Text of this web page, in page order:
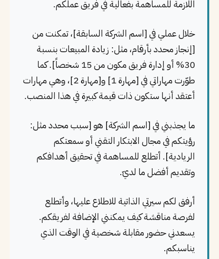
اللازمة للمساهمة بفعالية في فريق عملكم.
خلال عملي في [اسم الشركة السابقة]، تمكنت من
[إنجاز محدد بأرقام، مثل: زيادة المبيعات بنسبة
30% أو إدارة فريق مكون من 15 شخصاً]. كما
طوّرت مهاراتي في [مهارة 1] و[مهارة 2]، وهي مهارات
أعتقد أنها ستكون ذات قيمة كبيرة في هذا المنصب.
ما يجذبني في [اسم الشركة] هو [سبب محدد مثل:
رؤيتكم في مجال الابتكار التقني أو سمعتكم
الريادية]. أتطلع للمساهمة في تحقيق أهدافكم
وتقديم أفضل ما لديّ.
أرفق لكم سيرتي الذاتية للاطلاع عليها، وأتطلع
لفرصة مناقشة كيف يمكنني الإضافة لفريقكم.
يسعدني حضور مقابلة شخصية في الوقت الذي
يناسبكم.